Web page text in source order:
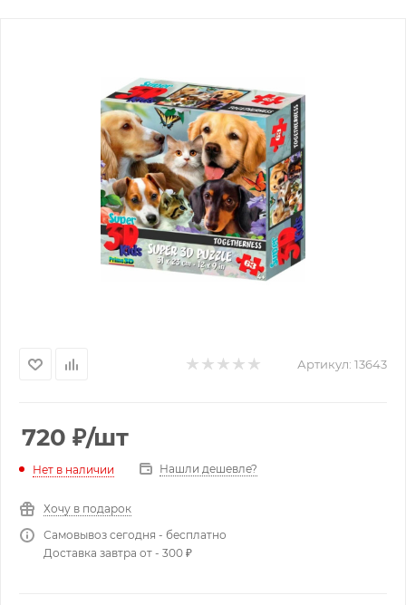
Артикул: 13643
720 ₽/шт
Нет в наличии Нашли дешевле?
Хочу в подарок
Самовывоз сегодня - бесплатно
Доставка завтра от - 300 ₽